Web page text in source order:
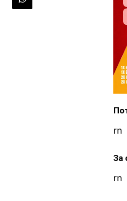
rn
За
rn